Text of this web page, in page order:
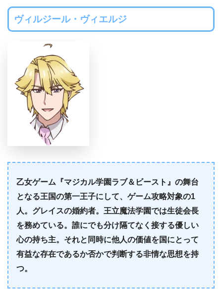
ヴィルジール・ヴィエルジ
乙女ゲーム『マジカル学園ラブ＆ビースト』の舞台
となる王国の第一王子にして、ゲーム攻略対象の1
人。グレイスの婚約者。王立魔法学園では生徒会長
を務めている。誰にでも分け隔てなく接する優しい
心の持ち主。それと同時に他人の価値を国にとって
有益な存在であるか否かで判断する非情な思想を持
つ。